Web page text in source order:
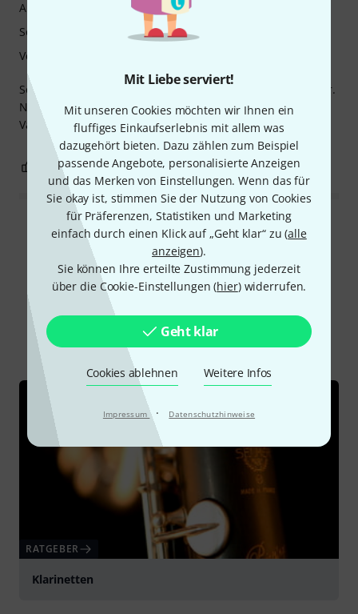
Mit Liebe serviert!
Mit unseren Cookies möchten wir Ihnen ein
fluffiges Einkaufserlebnis mit allem was
dazugehört bieten. Dazu zählen zum Beispiel
passende Angebote, personalisierte Anzeigen
und das Merken von Einstellungen. Wenn das für
Sie okay ist, stimmen Sie der Nutzung von Cookies
für Präferenzen, Statistiken und Marketing
einfach durch einen Klick auf „Geht klar“ zu (alle
anzeigen).
Sie können Ihre erteilte Zustimmung jederzeit
über die Cookie-Einstellungen (hier) widerrufen.
Geht klar
Cookies ablehnen Weitere Infos
Impressum · Datenschutzhinweise
Sehr gute Stabilität im Laufe der Zeit und bei jedem Wetter.
Nur ein kleiner Leistungsverlust im Vergleich zu meinem
Vandoren V2 Force 4
Ansprache
Sound
Verarbeitung
0 BEWERTUNG MELDEN
Alle Bewertungen lesen
Schon gewusst?
Alle Ratgeber
RATGEBER
Klarinetten